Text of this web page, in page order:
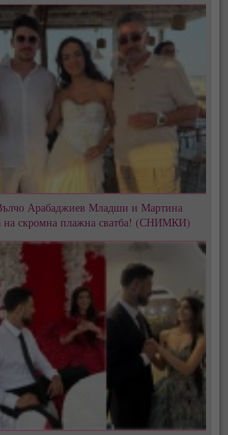
Арабаджиев Младши и Мартина
на скромна плажна сватба! (СНИМКИ)